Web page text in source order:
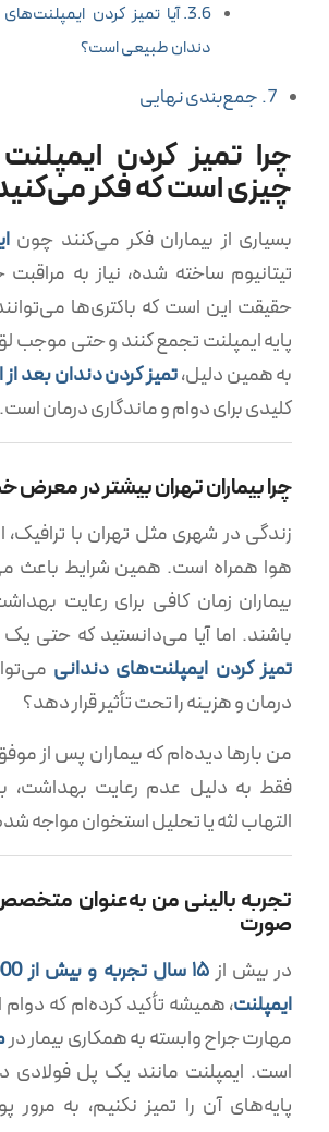
آیا تمیز کردن
دندان طبیعی است؟
جمع‌بندی نهایی
چرا تمیز کردن
چیزی است که فکر
بسیاری از بیماران فکر می‌کنند چون
تیتانیوم ساخته شده، نیاز به
حقیقت این است که باکتری‌ها
پایه ایمپلنت تجمع کنند و حتی
به همین دلیل،تمیز کردن دندان بعد از
کلیدی برای دوام و ماندگاری درمان است.
چرا بیماران تهران بیشتر در معرض
زندگی در شهری مثل تهران با
هوا همراه است. همین شرایط باعث
بیماران زمان کافی برای رعایت
باشند. اما آیا می‌دانستید که حتی
تمیز کردن ایمپلنت‌های دندانی
درمان و هزینه را تحت تأثیر قرار دهد؟
من بارها دیده‌ام که بیماران پس از
فقط به دلیل عدم رعایت بهداشت،
التهاب لثه یا تحلیل استخوان مواجه
تجربه بالینی من به‌عنوان
صورت
در بیش از
ایمپلنت، همیشه تأکید کرده‌ام که دوام
مهارت جراح وابسته به همکاری بیمار در
است. ایمپلنت مانند یک پل فولادی
پایه‌های آن را تمیز نکنیم، به